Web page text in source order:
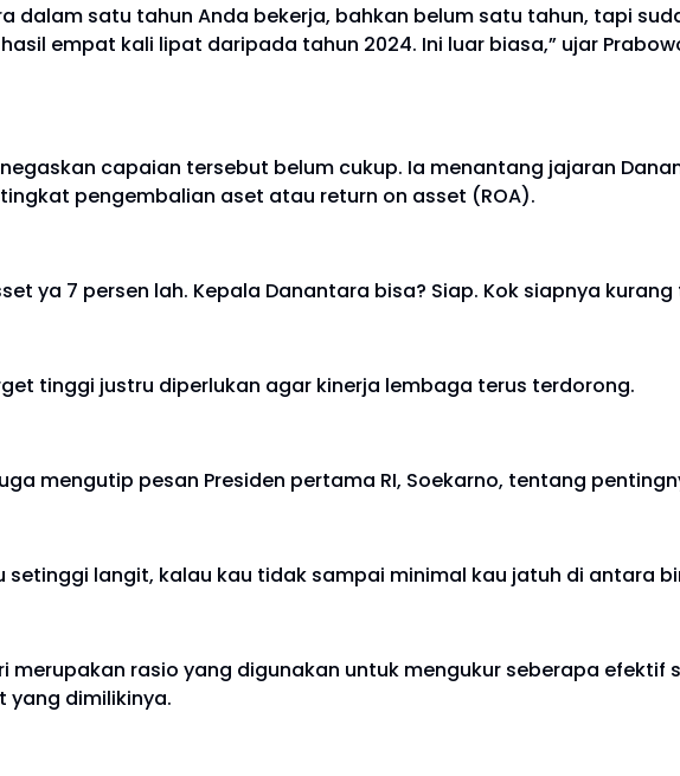
dalam satu tahun Anda bekerja, bahkan belum satu tahun, tapi
empat kali lipat daripada tahun 2024. Ini luar biasa,” ujar
capaian tersebut belum cukup. Ia menantang jajaran
pengembalian aset atau return on asset (ROA).
ya 7 persen lah. Kepala Danantara bisa? Siap. Kok siapnya
tinggi justru diperlukan agar kinerja lembaga terus terdorong.
mengutip pesan Presiden pertama RI, Soekarno, tentang
langit, kalau kau tidak sampai minimal kau jatuh di antara
merupakan rasio yang digunakan untuk mengukur seberapa
yang dimilikinya.